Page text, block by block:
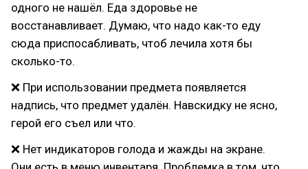
одного не нашёл. Еда здоровье не
восстанавливает. Думаю, что надо как-то еду
сюда приспосабливать, чтоб лечила хотя бы
сколько-то.
❌ При использовании предмета появляется
надпись, что предмет удалён. Навскидку не ясно,
герой его съел или что.
❌ Нет индикаторов голода и жажды на экране.